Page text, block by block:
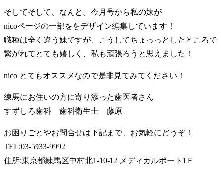
そしてそして、なんと。今月号から私の妹が
nicoページの一部ををデザイン編集しています！
職種は全く違う妹ですが、こうしてちょっっとしたところで
繋がれてとても嬉しく、私も頑張ろうと思えました！
nico とてもオススメなので是非見てみてください！
練馬にお住いの方に寄り添った歯医者さん
すずしろ歯科 歯科衛生士 藤原
お困りごとやお問合せは下記まで、お気軽にどうぞ！
TEL:03-5933-9992
住所:東京都練馬区中村北1-10-12 メディカルポート1Ｆ